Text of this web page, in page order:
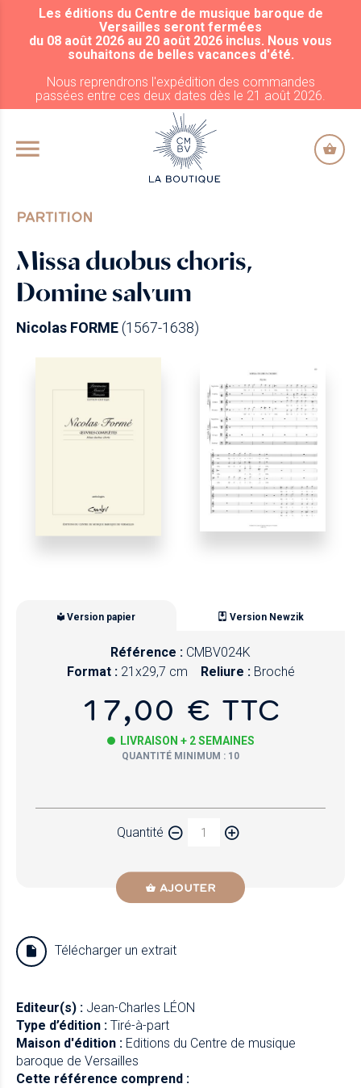
ALLER AU CONTENU PRINCIPAL
Les éditions du Centre de musique baroque de
Versailles seront fermées
du 08 août 2026 au 20 août 2026 inclus. Nous vous
souhaitons de belles vacances d'été.
Nous reprendrons l'expédition des commandes
passées entre ces deux dates dès le 21 août 2026.
PARTITION
Missa duobus choris,
Domine salvum
Nicolas FORME(1567-1638)
Version papier Version Newzik
Référence : CMBV024K
Format : 21x29,7 cm Reliure : Broché
17,00 € TTC
LIVRAISON + 2 SEMAINES
QUANTITÉ MINIMUM : 10
Quantité
AJOUTER
Télécharger un extrait
Editeur(s) : Jean-Charles LÉON
Type d’édition : Tiré-à-part
Maison d'édition : Editions du Centre de musique
baroque de Versailles
Cette référence comprend :